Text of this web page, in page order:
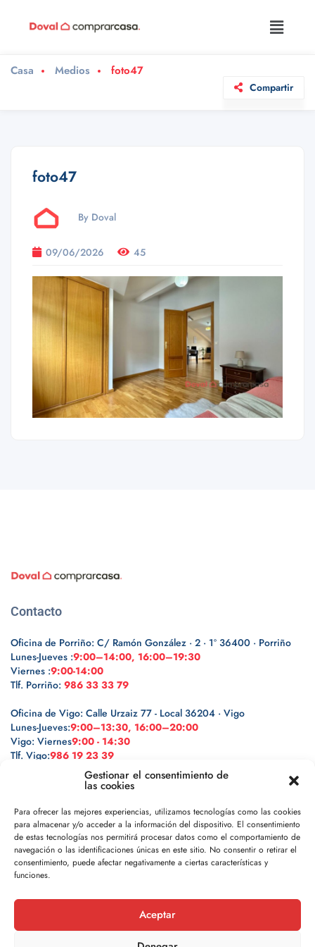
Gestionar el consentimiento de
las cookies
Para ofrecer las mejores experiencias, utilizamos tecnologías como las cookies
para almacenar y/o acceder a la información del dispositivo. El consentimiento
de estas tecnologías nos permitirá procesar datos como el comportamiento de
navegación o las identificaciones únicas en este sitio. No consentir o retirar el
consentimiento, puede afectar negativamente a ciertas características y
funciones.
Aceptar
Casa Medios foto47
Compartir
foto47
By Doval
09/06/2026 45
Contacto
Oficina de Porriño: C/ Ramón González · 2 · 1º 36400 · Porriño
Lunes-Jueves :9:00–14:00, 16:00–19:30
Viernes :9:00-14:00
Tlf. Porriño: 986 33 33 79
Oficina de Vigo: Calle Urzaiz 77 - Local 36204 · Vigo
Lunes-Jueves:9:00–13:30, 16:00–20:00
Vigo: Viernes9:00 - 14:30
Tlf. Vigo:986 19 23 39
Legal
Política de privacidad